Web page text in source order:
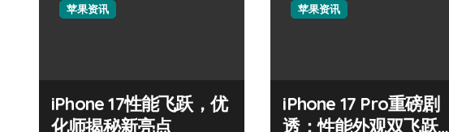
苹果资讯
iPhone 17性能飞跃，优
化师揭秘新亮点
苹果资讯
iPhone 17 Pro重磅剧
透：性能外观双飞跃，